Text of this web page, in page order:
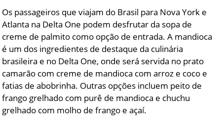
Os passageiros que viajam do Brasil para Nova York e
Atlanta na Delta One podem desfrutar da sopa de
creme de palmito como opção de entrada. A mandioca
é um dos ingredientes de destaque da culinária
brasileira e no Delta One, onde será servida no prato
camarão com creme de mandioca com arroz e coco e
fatias de abobrinha. Outras opções incluem peito de
frango grelhado com purê de mandioca e chuchu
grelhado com molho de frango e açaí.